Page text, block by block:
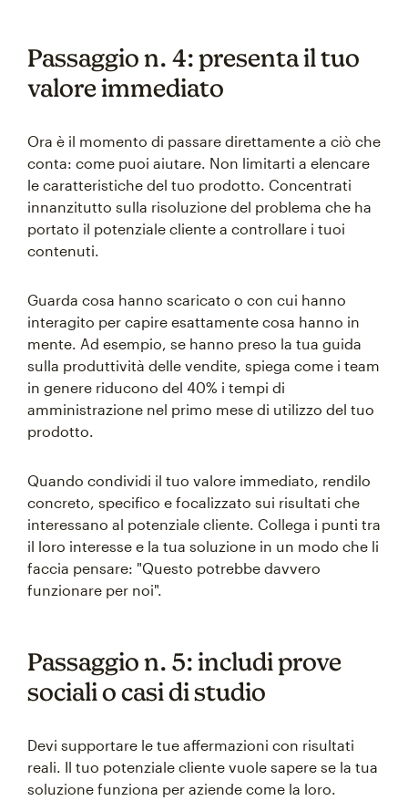
Passaggio n. 4: presenta il tuo
valore immediato
Ora è il momento di passare direttamente a ciò che
conta: come puoi aiutare. Non limitarti a elencare
le caratteristiche del tuo prodotto. Concentrati
innanzitutto sulla risoluzione del problema che ha
portato il potenziale cliente a controllare i tuoi
contenuti.
Guarda cosa hanno scaricato o con cui hanno
interagito per capire esattamente cosa hanno in
mente. Ad esempio, se hanno preso la tua guida
sulla produttività delle vendite, spiega come i team
in genere riducono del 40% i tempi di
amministrazione nel primo mese di utilizzo del tuo
prodotto.
Quando condividi il tuo valore immediato, rendilo
concreto, specifico e focalizzato sui risultati che
interessano al potenziale cliente. Collega i punti tra
il loro interesse e la tua soluzione in un modo che li
faccia pensare: "Questo potrebbe davvero
funzionare per noi".
Passaggio n. 5: includi prove
sociali o casi di studio
Devi supportare le tue affermazioni con risultati
reali. Il tuo potenziale cliente vuole sapere se la tua
soluzione funziona per aziende come la loro.